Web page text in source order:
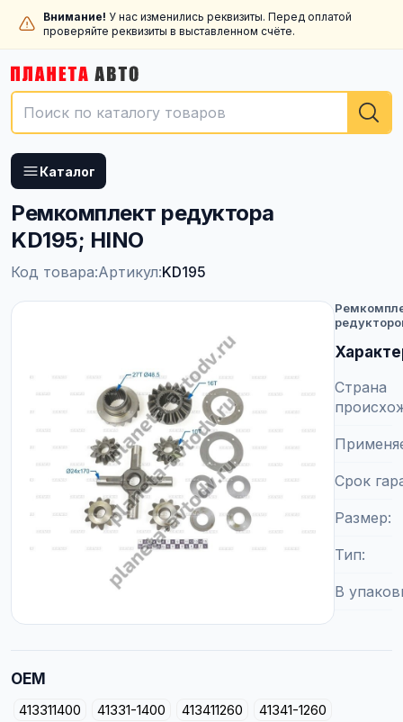
Внимание! У нас изменились реквизиты. Перед оплатой
проверяйте реквизиты в выставленном счёте.
Каталог
Ремкомплект редуктора
KD195; HINO
Код товара:Артикул:KD195
Страна
Срок
Размер
Тип
В
OEM
413311400 41331-1400 413411260
41341-1260